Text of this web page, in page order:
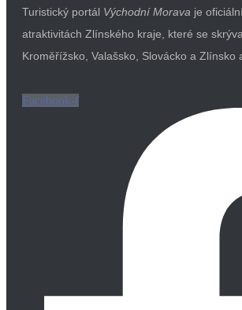
Turistický portál Východní Morava je
atraktivitách Zlínského kraje, které se
Kroměřížsko, Valašsko, Slovácko a Zlínsko
Facebook-f